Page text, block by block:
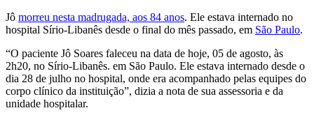
Jô morreu nesta madrugada, aos 84 anos. Ele estava internado no
hospital Sírio-Libanês desde o final do mês passado, em São Paulo.
“O paciente Jô Soares faleceu na data de hoje, 05 de agosto, às
2h20, no Sírio-Libanês. em São Paulo. Ele estava internado desde o
dia 28 de julho no hospital, onde era acompanhado pelas equipes do
corpo clínico da instituição”, dizia a nota de sua assessoria e da
unidade hospitalar.